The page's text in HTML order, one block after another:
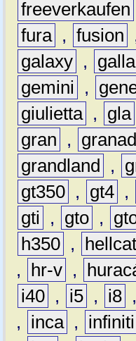
freeverkaufen
fura , fusion
galaxy ,
gemini
,
giulietta , gla
gran
,
grandland
,
gt350 , gt4 ,
gti
, gto ,
h350 , hellcat
,
hr-v ,
i40 , i5 , i8 ,
,
inca , infiniti